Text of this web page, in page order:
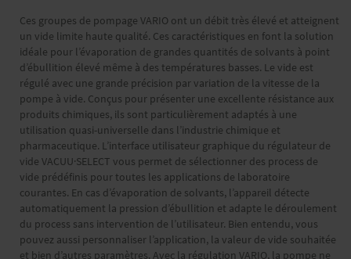
Ces groupes de pompage VARIO ont un débit très élevé et atteignent
un vide limite haute qualité. Ces caractéristiques en font la solution
idéale pour l’évaporation de grandes quantités de solvants à point
d’ébullition élevé même à des températures basses. Le vide est
régulé avec une grande précision par variation de la vitesse de la
pompe à vide. Conçus pour présenter une excellente résistance aux
produits chimiques, ils sont particulièrement adaptés à une
utilisation quasi-universelle dans l’industrie chimique et
pharmaceutique. L’interface utilisateur graphique du régulateur de
vide VACUU·SELECT vous permet de sélectionner des process de
vide prédéfinis pour toutes les applications de laboratoire
courantes. En cas d’évaporation de solvants, l’appareil détecte
automatiquement la pression d’ébullition et adapte le déroulement
du process sans intervention de l’utilisateur. Bien entendu, vous
pouvez aussi personnaliser l’application, la valeur de vide souhaitée
et bien d’autres paramètres. Avec la régulation VARIO, la pompe ne